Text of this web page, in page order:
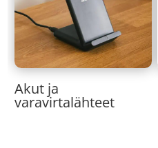
Akut ja
varavirtalähteet